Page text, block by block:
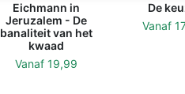
Eichmann in
Jeruzalem - De
banaliteit van het
kwaad
Vanaf 19,99
De
Vanaf